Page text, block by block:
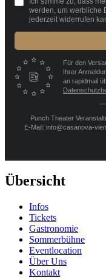
werden, um werbliche
jederzeit widerrufen
Für den
Ihrer
an rapidmail
Punch Theater
E-Mail: info@casanova-
Übersicht
Infos
Tickets
Gastronomie
Sommerbühne
Eventlocation
Über Uns
Kontakt